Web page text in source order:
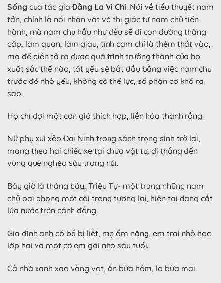
Sống của tác giả Đằng La Vi Chi. Nói về tiểu thuyết nam
tần, chính là nói nhân vật và thị giác từ nam chủ tiến
hành, mà nam chủ hầu như đều sẽ đi con đường thăng
cấp, làm quan, làm giàu, tình cảm chỉ là thêm thắt vào,
mà để diễn tả ra được quá trình trưởng thành của họ
xuất sắc thế nào, tất yếu sẽ bắt đầu bằng việc nam chủ
trước đó nhỏ yếu, không có thể lực, số phận cơ khổ ra
sao.
Họ chỉ đợi một cơn gió thích hợp, liền hóa thành rồng.
Nữ phụ xui xẻo Đại Ninh trong sách trọng sinh trở lại,
mang theo hai chiếc xe tải chứa vật tư, đi thẳng đến
vùng quê nghèo sâu trong núi.
Bây giờ là tháng bảy, Triệu Tự- một trong những nam
chủ oai phong một cõi trong tương lai, hiện tại đang cắt
lúa nước trên cánh đồng.
Gia đình anh có bố bị liệt, mẹ ốm nặng, em trai nhỏ học
lớp hai và một cô em gái nhỏ sáu tuổi.
Cả nhà xanh xao vàng vọt, ăn bữa hôm, lo bữa mai.